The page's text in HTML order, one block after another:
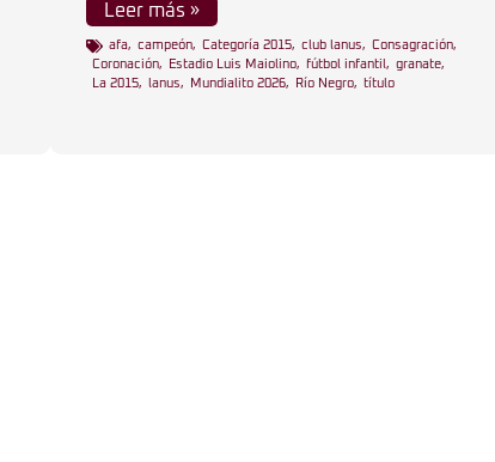
Leer más »
afa, campeón, Categoría 2015, club lanus, Consagración,
Coronación, Estadio Luis Maiolino, fútbol infantil , granate,
La 2015, lanus, Mundialito 2026, Río Negro, título